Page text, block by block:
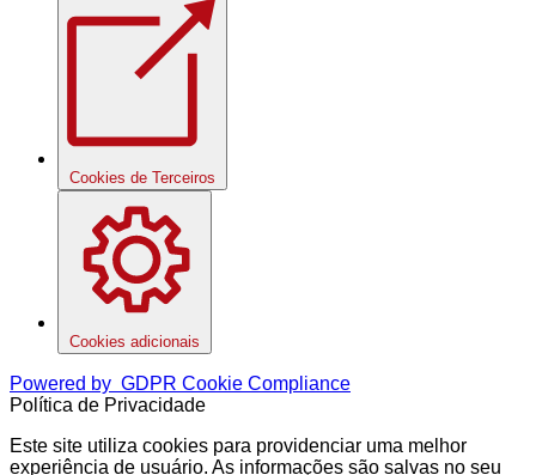
Cookies de Terceiros
Cookies adicionais
Powered by GDPR Cookie Compliance
Política de Privacidade
Este site utiliza cookies para providenciar uma melhor
experiência de usuário. As informações são salvas no seu